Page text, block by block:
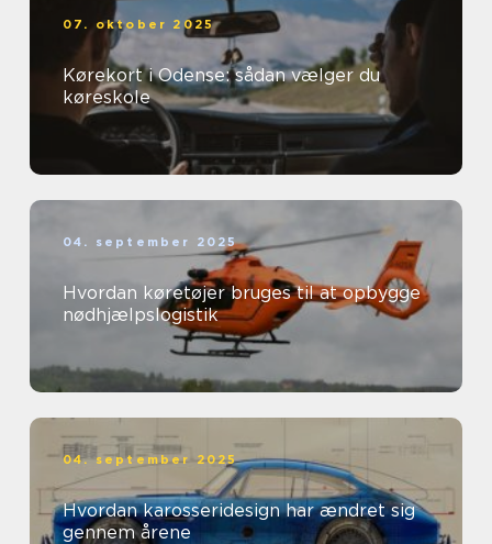
07. oktober 2025
Kørekort i Odense: sådan vælger du
køreskole
04. september 2025
Hvordan køretøjer bruges til at opbygge
nødhjælpslogistik
04. september 2025
Hvordan karosseridesign har ændret sig
gennem årene